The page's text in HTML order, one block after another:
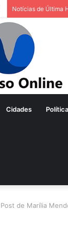
Notícias de Última
Cidades Política
Post de Marília